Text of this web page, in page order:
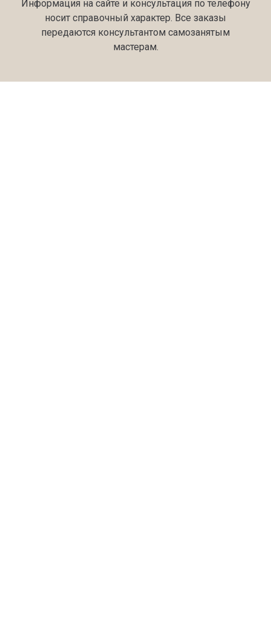
Информация на сайте и консультация по телефону
носит справочный характер. Все заказы
передаются консультантом самозанятым
мастерам.